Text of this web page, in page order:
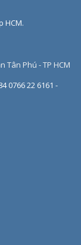
HCM.
Tân Phú - TP HCM
0766 22 6161 -